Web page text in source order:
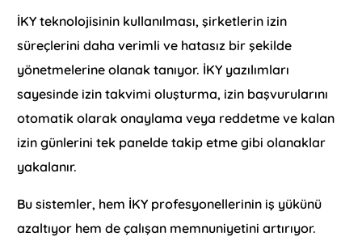
İKY teknolojisinin kullanılması, şirketlerin izin
süreçlerini daha verimli ve hatasız bir şekilde
yönetmelerine olanak tanıyor. İKY yazılımları
sayesinde izin takvimi oluşturma, izin başvurularını
otomatik olarak onaylama veya reddetme ve kalan
izin günlerini tek panelde takip etme gibi olanaklar
yakalanır.
Bu sistemler, hem İKY profesyonellerinin iş yükünü
azaltıyor hem de çalışan memnuniyetini artırıyor.